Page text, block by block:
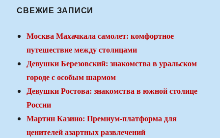
СВЕЖИЕ ЗАПИСИ
Москва Махачкала самолет: комфортное
путешествие между столицами
Девушки Березовский: знакомства в уральском
городе с особым шармом
Девушки Ростова: знакомства в южной столице
России
Мартин Казино: Премиум-платформа для
ценителей азартных развлечений